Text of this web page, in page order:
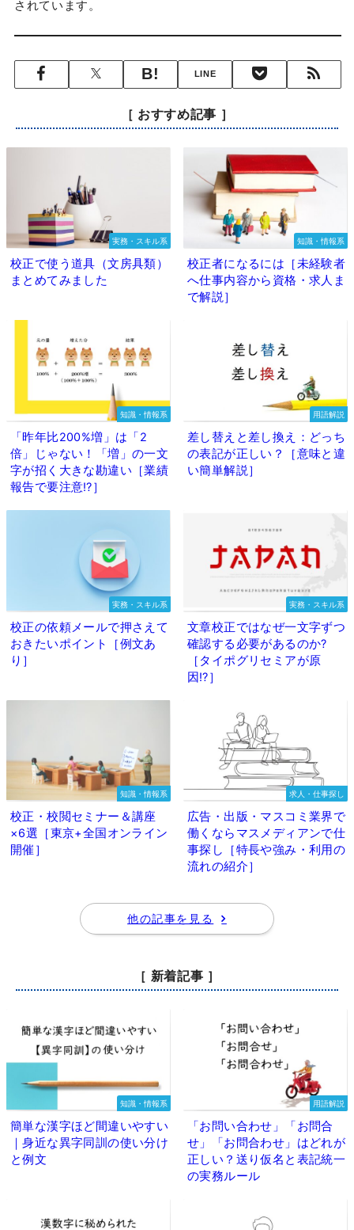
されています。
LINE
［ おすすめ記事 ］
実務・スキル系
校正で使う道具（文房具類）
まとめてみました
知識・情報系
校正者になるには［未経験者
へ仕事内容から資格・求人ま
で解説］
知識・情報系
「昨年比200%増」は「2
倍」じゃない！「増」の一文
字が招く大きな勘違い［業績
報告で要注意⁉］
用語解説
差し替えと差し換え：どっち
の表記が正しい？［意味と違
い簡単解説］
実務・スキル系
校正の依頼メールで押さえて
おきたいポイント［例文あ
り］
実務・スキル系
文章校正ではなぜ一文字ずつ
確認する必要があるのか?
［タイポグリセミアが原
因⁉］
知識・情報系
校正・校閲セミナー＆講座
×6選［東京+全国オンライン
開催］
求人・仕事探し
広告・出版・マスコミ業界で
働くならマスメディアンで仕
事探し［特長や強み・利用の
流れの紹介］
他の記事を見る
［ 新着記事 ］
知識・情報系
簡単な漢字ほど間違いやすい
｜身近な異字同訓の使い分け
と例文
用語解説
「お問い合わせ」「お問合
せ」「お問合わせ」はどれが
正しい？送り仮名と表記統一
の実務ルール